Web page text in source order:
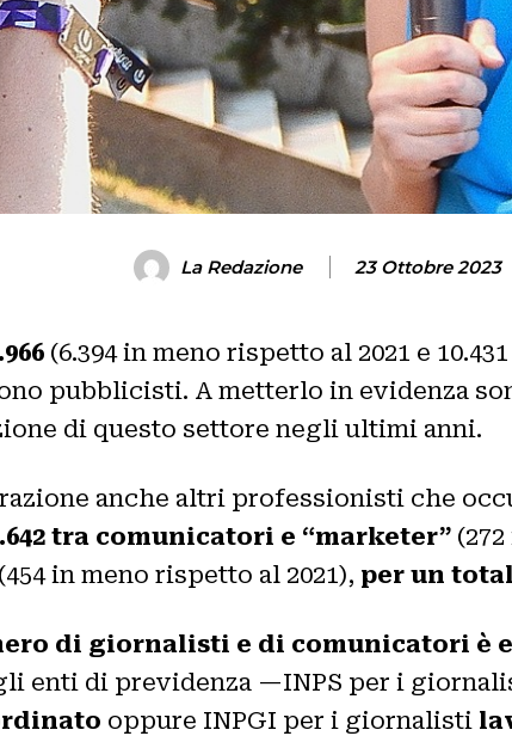
La Redazione 23 Ottobre 2023
(6.394 in meno rispetto al 2021 e
pubblicisti. A metterlo in evidenza
di questo settore negli ultimi anni.
anche altri professionisti che
tra comunicatori e “marketer”
in meno rispetto al 2021), per un
di giornalisti e di comunicatori è
enti di previdenza —INPS per i
oppure INPGI per i giornalisti